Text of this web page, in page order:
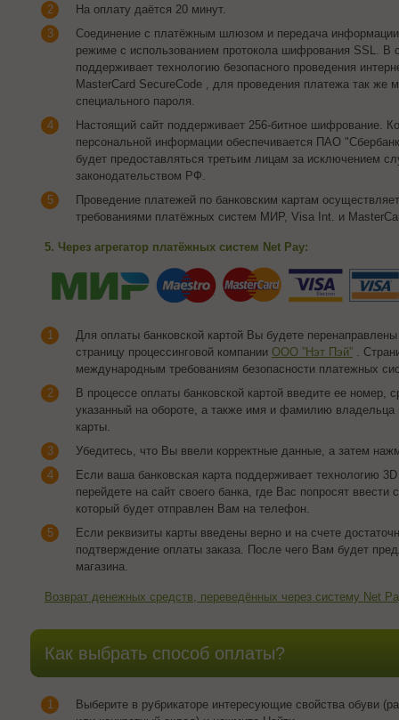
На оплату даётся 20 минут.
Соединение с платёжным шлюзом и передача
режиме с использованием протокола шифрования SSL. В
поддерживает технологию безопасного проведения
MasterCard SecureCode , для проведения платежа так же
специального пароля.
Настоящий сайт поддерживает 256-битное шифрование.
персональной информации обеспечивается ПАО
будет предоставляться третьим лицам за исключением
законодательством РФ.
Проведение платежей по банковским картам
требованиями платёжных систем МИР, Visa Int. и
5. Через агрегатор платёжных систем Net Pay:
Для оплаты банковской картой Вы будете
страницу процессинговой компании ООО ”Нэт Пэй” .
международным требованиям безопасности платежных
В процессе оплаты банковской картой введите ее номер,
указанный на обороте, а также имя и фамилию владельца
карты.
Убедитесь, что Вы ввели корректные данные, а затем
Если ваша банковская карта поддерживает технологию
перейдете на сайт своего банка, где Вас попросят ввести
который будет отправлен Вам на телефон.
Если реквизиты карты введены верно и на счете
подтверждение оплаты заказа. После чего Вам будет
магазина.
Возврат денежных средств, переведённых через систему Net
Как выбрать способ оплаты?
Выберите в рубрикаторе интересующие свойства обуви